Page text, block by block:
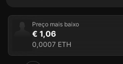
Preço mais baixo
€ 1,06
0,0007 ETH